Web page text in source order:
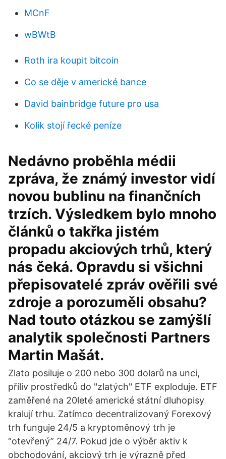
MCnF
wBWtB
Roth ira koupit bitcoin
Co se děje v americké bance
David bainbridge future pro usa
Kolik stojí řecké peníze
Nedávno proběhla médii
zpráva, že známý investor vidí
novou bublinu na finančních
trzích. Výsledkem bylo mnoho
článků o takřka jistém
propadu akciových trhů, který
nás čeká. Opravdu si všichni
přepisovatelé zpráv ověřili své
zdroje a porozuměli obsahu?
Nad touto otázkou se zamýšlí
analytik společnosti Partners
Martin Mašát.
Zlato posiluje o 200 nebo 300 dolarů na unci,
příliv prostředků do "zlatých" ETF exploduje. ETF
zaměřené na 20leté americké státní dluhopisy
kralují trhu. Zatímco decentralizovaný Forexový
trh funguje 24/5 a kryptoměnový trh je
“otevřený” 24/7. Pokud jde o výběr aktiv k
obchodování, akciový trh je výrazně před